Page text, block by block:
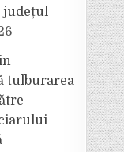
județul
tulburarea